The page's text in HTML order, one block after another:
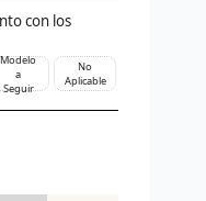
con los
Modelo
a
Seguir
No
Aplicable